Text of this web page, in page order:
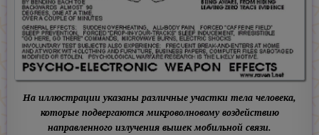
На иллюстрации указаны различные участки тела человека,
которые подвергаются микроволновому воздействию
направленного излучения вышек мобильной связи.